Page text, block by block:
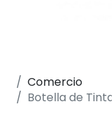
Comercio
Botella de